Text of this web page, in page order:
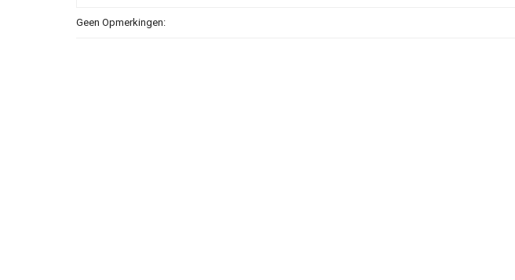
Geen Opmerkingen: